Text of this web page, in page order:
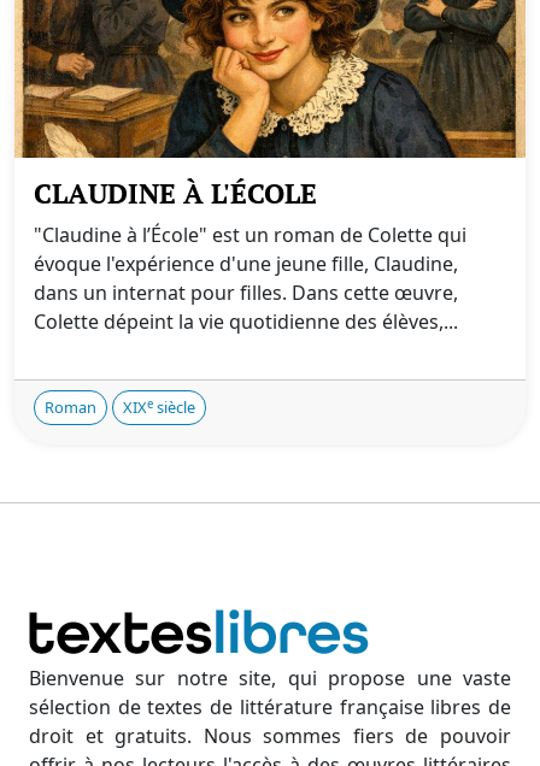
CLAUDINE À L'ÉCOLE
"Claudine à l’École" est un roman de Colette qui
évoque l'expérience d'une jeune fille, Claudine,
dans un internat pour filles. Dans cette œuvre,
Colette dépeint la vie quotidienne des élèves,...
Roman XIXe siècle
Bienvenue sur notre site, qui propose une vaste
sélection de textes de littérature française libres de
droit et gratuits. Nous sommes fiers de pouvoir